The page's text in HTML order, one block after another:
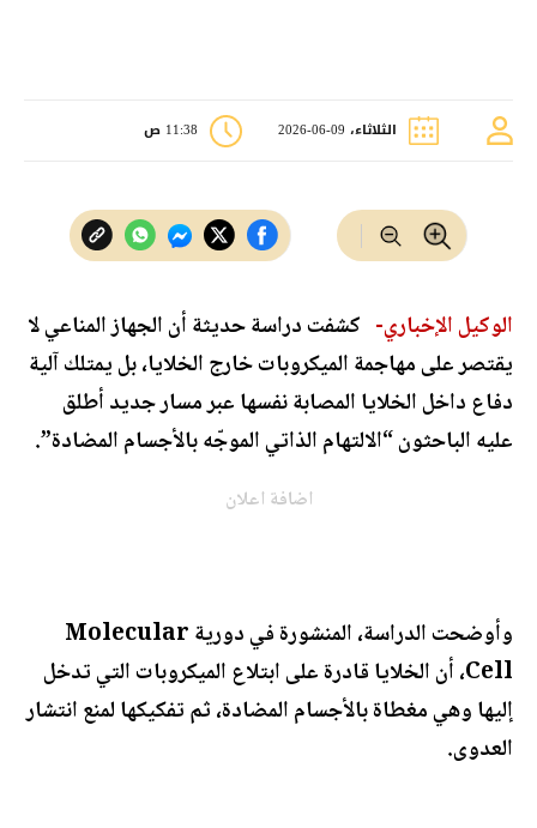
الثلاثاء، 09-06-2026 11:38 ص
الوكيل الإخباري- كشفت دراسة حديثة أن الجهاز المناعي لا
يقتصر على مهاجمة الميكروبات خارج الخلايا، بل يمتلك آلية
دفاع داخل الخلايا المصابة نفسها عبر مسار جديد أطلق
عليه الباحثون “الالتهام الذاتي الموجّه بالأجسام المضادة”.
اضافة اعلان
وأوضحت الدراسة، المنشورة في دورية Molecular
Cell، أن الخلايا قادرة على ابتلاع الميكروبات التي تدخل
إليها وهي مغطاة بالأجسام المضادة، ثم تفكيكها لمنع انتشار
العدوى.